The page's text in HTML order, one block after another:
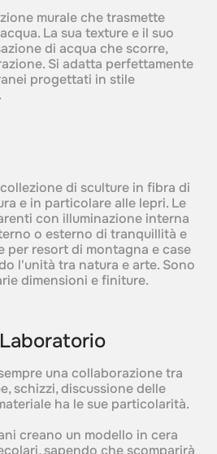
murale che trasmette
La sua texture e il suo
di acqua che scorre,
Si adatta perfettamente
progettati in stile
di sculture in fibra di
e in particolare alle lepri. Le
con illuminazione interna
o esterno di tranquillità e
per resort di montagna e case
l'unità tra natura e arte. Sono
dimensioni e finiture.
una collaborazione tra
schizzi, discussione delle
ha le sue particolarità.‍
creano un modello in cera
sapendo che scomparirà